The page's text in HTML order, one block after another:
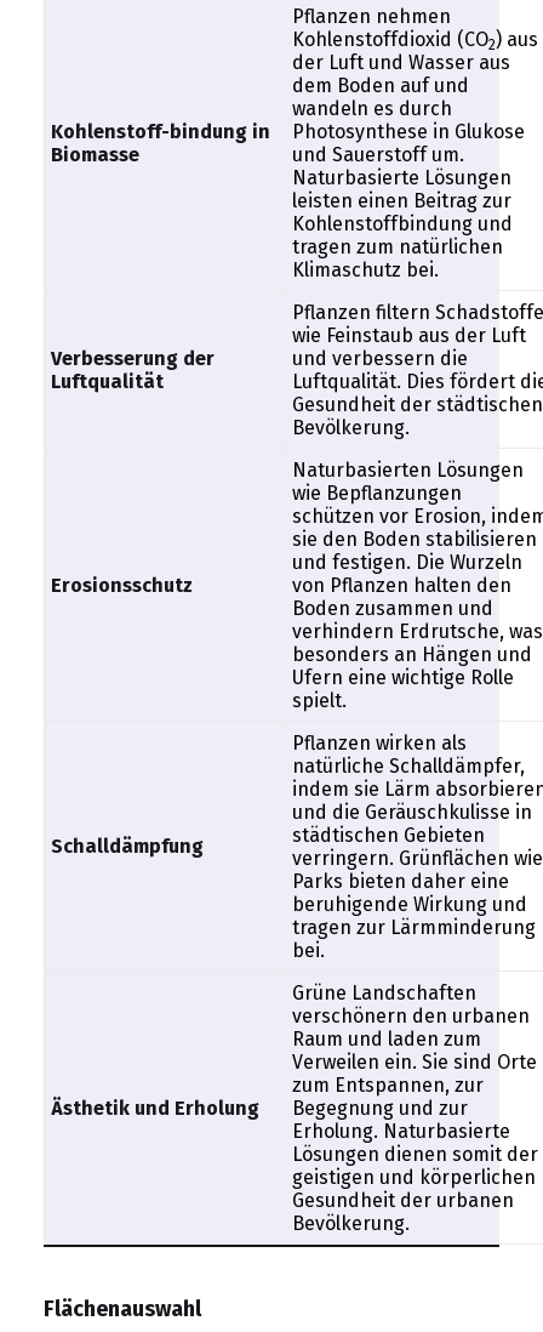
Kohlenstoff-bindung in
Biomasse
Pflanzen nehmen
Kohlenstoffdioxid (CO2) aus
der Luft und Wasser aus
dem Boden auf und
wandeln es durch
Photosynthese in Glukose
und Sauerstoff um.
Naturbasierte Lösungen
leisten einen Beitrag zur
Kohlenstoffbindung und
tragen zum natürlichen
Klimaschutz bei.
Verbesserung der
Luftqualität
Pflanzen filtern Schadstoffe
wie Feinstaub aus der Luft
und verbessern die
Luftqualität. Dies fördert
Gesundheit der städtischen
Bevölkerung.
Erosionsschutz
Naturbasierten Lösungen
wie Bepflanzungen
schützen vor Erosion,
sie den Boden stabilisieren
und festigen. Die Wurzeln
von Pflanzen halten den
Boden zusammen und
verhindern Erdrutsche, was
besonders an Hängen und
Ufern eine wichtige Rolle
spielt.
Schalldämpfung
Pflanzen wirken als
natürliche Schalldämpfer,
indem sie Lärm
und die Geräuschkulisse in
städtischen Gebieten
verringern. Grünflächen wie
Parks bieten daher eine
beruhigende Wirkung und
tragen zur Lärmminderung
bei.
Ästhetik und Erholung
Grüne Landschaften
verschönern den urbanen
Raum und laden zum
Verweilen ein. Sie sind Orte
zum Entspannen, zur
Begegnung und zur
Erholung. Naturbasierte
Lösungen dienen somit der
geistigen und körperlichen
Gesundheit der urbanen
Bevölkerung.
Flächenauswahl